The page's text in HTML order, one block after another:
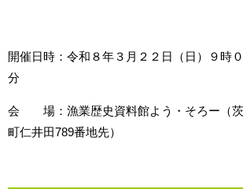
開催日時：令和８年３月２２日（日）９時
分
会 場：漁業歴史資料館よう・そろー（茨
町仁井田789番地先）